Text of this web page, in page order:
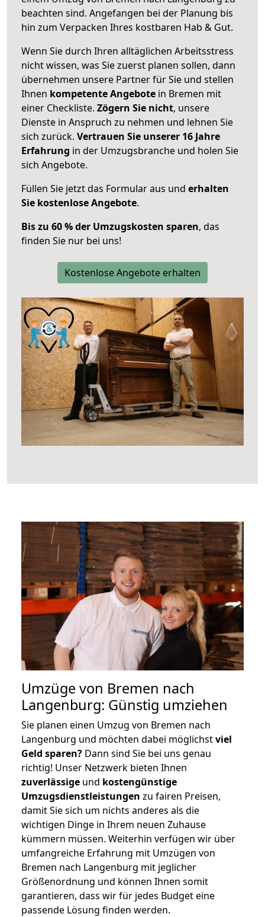
beachten sind. Angefangen bei der Planung bis
hin zum Verpacken Ihres kostbaren Hab & Gut.
Wenn Sie durch Ihren alltäglichen Arbeitsstress
nicht wissen, was Sie zuerst planen sollen, dann
übernehmen unsere Partner für Sie und stellen
Ihnen kompetente Angebote in Bremen mit
einer Checkliste. Zögern Sie nicht, unsere
Dienste in Anspruch zu nehmen und lehnen Sie
sich zurück. Vertrauen Sie unserer 16 Jahre
Erfahrung in der Umzugsbranche und holen Sie
sich Angebote.
Füllen Sie jetzt das Formular aus und erhalten
Sie kostenlose Angebote.
Bis zu 60 % der Umzugskosten sparen, das
finden Sie nur bei uns!
Kostenlose Angebote erhalten
Umzüge von Bremen nach
Langenburg: Günstig umziehen
Sie planen einen Umzug von Bremen nach
Langenburg und möchten dabei möglichstviel
Geld sparen? Dann sind Sie bei uns genau
richtig! Unser Netzwerk bieten Ihnen
zuverlässige und kostengünstige
Umzugsdienstleistungen zu fairen Preisen,
damit Sie sich um nichts anderes als die
wichtigen Dinge in Ihrem neuen Zuhause
kümmern müssen. Weiterhin verfügen wir über
umfangreiche Erfahrung mit Umzügen von
Bremen nach Langenburg mit jeglicher
Größenordnung und können Ihnen somit
garantieren, dass wir für jedes Budget eine
passende Lösung finden werden.